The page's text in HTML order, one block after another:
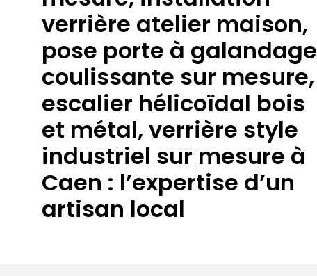
verrière atelier maison,
pose porte à galandage
coulissante sur mesure,
escalier hélicoïdal bois
et métal, verrière style
industriel sur mesure à
Caen : l’expertise d’un
artisan local